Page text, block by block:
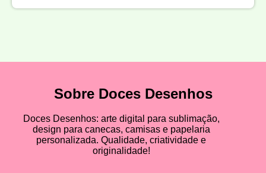
Sobre Doces Desenhos
Doces Desenhos: arte digital para sublimação,
design para canecas, camisas e papelaria
personalizada. Qualidade, criatividade e
originalidade!